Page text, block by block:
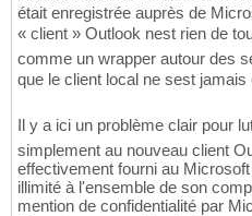
était enregistrée auprès de
« client » Outlook nest rien de
comme un wrapper autour des
que le client local ne sest
Il y a ici un problème clair pour
simplement au nouveau client
effectivement fourni au
illimité à l'ensemble de son
mention de confidentialité par